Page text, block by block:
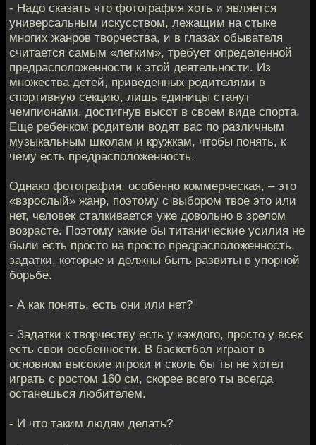
- Надо сказать что фотография хоть и является
универсальным искусством, лежащим на стыке
многих жанров творчества, и в глазах обывателя
считается самым «легким», требует определенной
предрасположенности к этой деятельности. Из
множества детей, приведенных родителями в
спортивную секцию, лишь единицы станут
чемпионами, достигнув высот в своем виде спорта.
Еще ребенком родители водят вас по различным
музыкальным школам и кружкам, чтобы понять, к
чему есть предрасположенность.
Однако фотография, особенно коммерческая, – это
«взрослый» жанр, поэтому с выбором твое это или
нет, человек сталкивается уже довольно в зрелом
возрасте. Поэтому какие бы титанические усилия не
были есть просто на просто предрасположенность,
задатки, которые и должны быть развиты в упорной
борьбе.
- А как понять, есть они или нет?
- Задатки к творчеству есть у каждого, просто у всех
есть свои особенности. В баскетбол играют в
основном высокие игроки и сколь бы ты не хотел
играть с ростом 160 см, скорее всего ты всегда
останешься любителем.
- И что таким людям делать?